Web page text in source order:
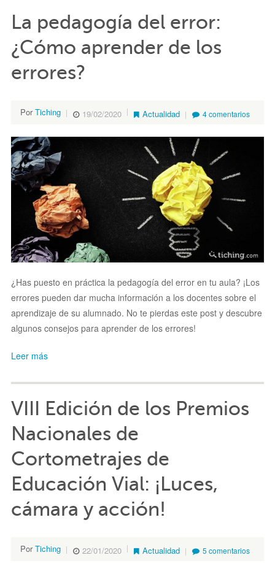
La pedagogía del error:
¿Cómo aprender de los
errores?
PorTiching 19/02/2020 Actualidad 4 comentarios
¿Has puesto en práctica la pedagogía del error en tu aula? ¡Los
errores pueden dar mucha información a los docentes sobre el
aprendizaje de su alumnado. No te pierdas este post y descubre
algunos consejos para aprender de los errores!
Leer más
VIII Edición de los Premios
Nacionales de
Cortometrajes de
Educación Vial: ¡Luces,
cámara y acción!
PorTiching 22/01/2020 Actualidad 5 comentarios